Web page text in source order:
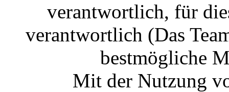
verantwortlich, für
verantwortlich (Das
bestmögliche
Mit der Nutzung